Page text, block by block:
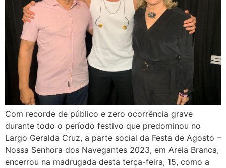
Com recorde de público e zero ocorrência grave
durante todo o período festivo que predominou no
Largo Geralda Cruz, a parte social da Festa de Agosto –
Nossa Senhora dos Navegantes 2023, em Areia Branca,
encerrou na madrugada desta terça-feira, 15, como a